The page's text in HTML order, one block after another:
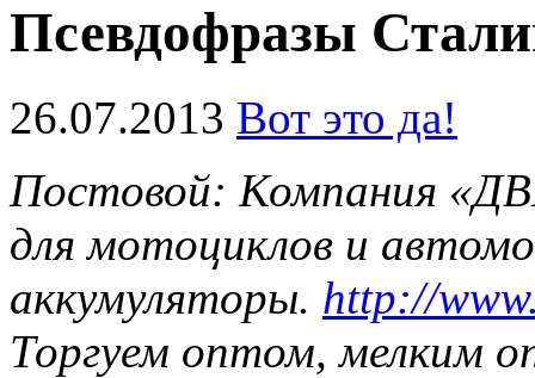
Псевдофразы
26.07.2013 Вот это да!
Постовой: Компания
для мотоциклов и
аккумуляторы. http://
Торгуем оптом, мелким